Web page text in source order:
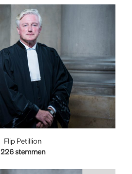
Flip Petillion
226 stemmen